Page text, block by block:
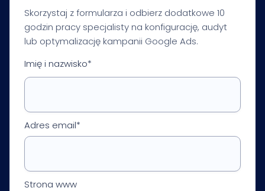
Skorzystaj z formularza i odbierz dodatkowe 10
godzin pracy specjalisty na konfigurację, audyt
lub optymalizację kampanii Google Ads.
Imię i nazwisko*
Adres email*
Strona www